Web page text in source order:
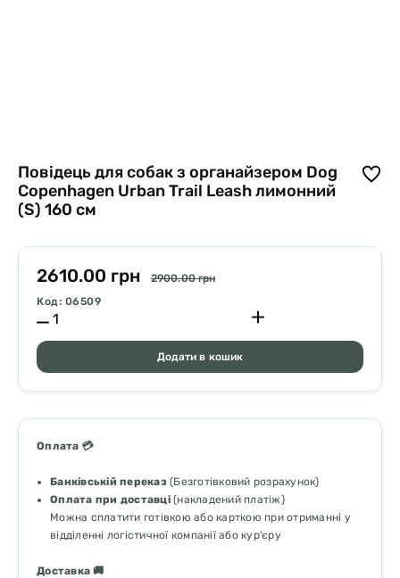
Повідець для собак з органайзером Dog
Copenhagen Urban Trail Leash лимонний
(S) 160 см
2610.00 грн
2900.00 грн
Код: 06509
Додати в кошик
Оплата 💳
Банківській переказ(Безготівковий розрахунок)
Оплата при доставці(накладений платіж)
Можна сплатити готівкою або карткою при отриманні у
відділенні логістичної компанії або кур’єру
Доставка 🚚